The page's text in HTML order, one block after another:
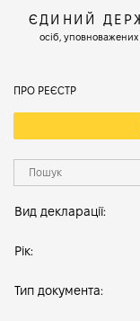
ЄДИНИЙ
осіб,
ПРО РЕЄСТР
Вид декларації:
Рік:
Тип документа: